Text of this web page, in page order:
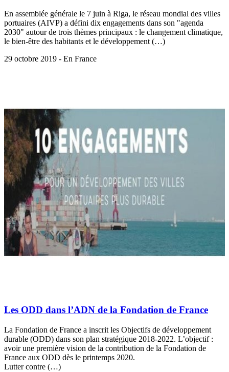
En assemblée générale le 7 juin à Riga, le réseau mondial des villes
portuaires (AIVP) a défini dix engagements dans son "agenda
2030" autour de trois thèmes principaux : le changement climatique,
le bien-être des habitants et le développement (…)
29 octobre 2019 - En France
Les ODD dans l’ADN de la Fondation de France
La Fondation de France a inscrit les Objectifs de développement
durable (ODD) dans son plan stratégique 2018-2022. L’objectif :
avoir une première vision de la contribution de la Fondation de
France aux ODD dès le printemps 2020.
Lutter contre (…)